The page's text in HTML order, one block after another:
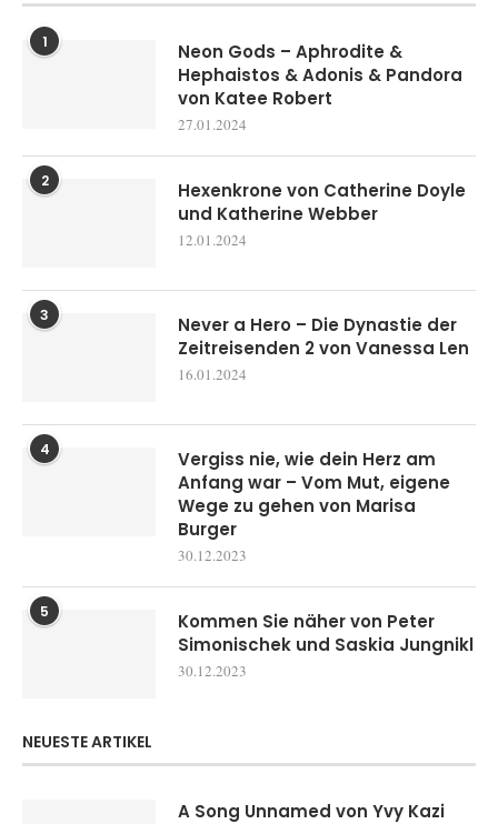
1
Neon Gods – Aphrodite &
Hephaistos & Adonis & Pandora
von Katee Robert
27.01.2024
2
Hexenkrone von Catherine Doyle
und Katherine Webber
12.01.2024
3
Never a Hero – Die Dynastie der
Zeitreisenden 2 von Vanessa Len
16.01.2024
4
Vergiss nie, wie dein Herz am
Anfang war – Vom Mut, eigene
Wege zu gehen von Marisa
Burger
30.12.2023
5
Kommen Sie näher von Peter
Simonischek und Saskia Jungnikl
30.12.2023
NEUESTE ARTIKEL
A Song Unnamed von Yvy Kazi